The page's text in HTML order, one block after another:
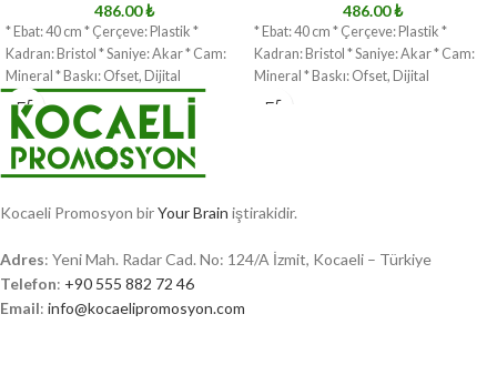
486.00₺
* Ebat: 40 cm * Çerçeve: Plastik *
Kadran: Bristol * Saniye: Akar * Cam:
Mineral * Baskı: Ofset, Dijital
486.00₺
* Ebat: 40 cm * Çerçeve: Plastik *
Kadran: Bristol * Saniye: Akar * Cam:
Mineral * Baskı: Ofset, Dijital
Kocaeli Promosyon birYour Brain iştirakidir.
Adres: Yeni Mah. Radar Cad. No: 124/A İzmit, Kocaeli – Türkiye
Telefon: +90 555 882 72 46
Email: info@kocaelipromosyon.com